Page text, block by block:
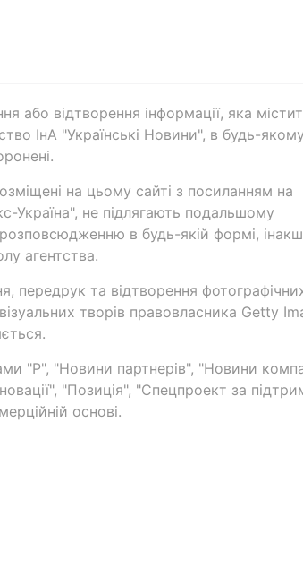
або відтворення інформації, яка
ІнА "Українські Новини", в будь-якому
на цьому сайті з посиланням на
Україна", не підлягають подальшому
в будь-якій формі,
агентства.
передрук та відтворення
творів правовласника Getty
"Р", "Новини партнерів", "Новини
"Позиція", "Спецпроект за
основі.